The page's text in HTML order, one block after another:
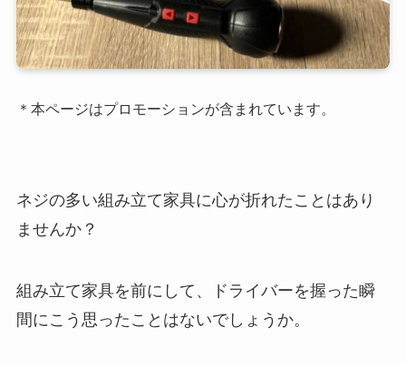
＊本ページはプロモーションが含まれています。
ネジの多い組み立て家具に心が折れたことはあり
ませんか？
組み立て家具を前にして、ドライバーを握った瞬
間にこう思ったことはないでしょうか。